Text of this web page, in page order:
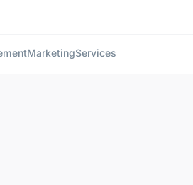
MarketingServices